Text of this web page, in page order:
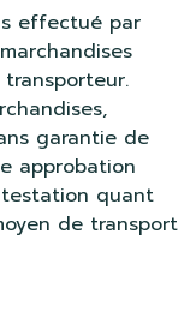
effectué par
garantie de
approbation
quant
de transport